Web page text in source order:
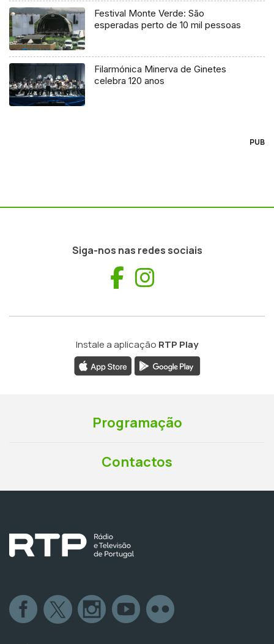
Festival Monte Verde: São
esperadas perto de 10 mil pessoas
Filarmónica Minerva de Ginetes
celebra 120 anos
PUB
Siga-nos nas redes sociais
Facebook
Instale a aplicação RTP Play
Programação
Contactos